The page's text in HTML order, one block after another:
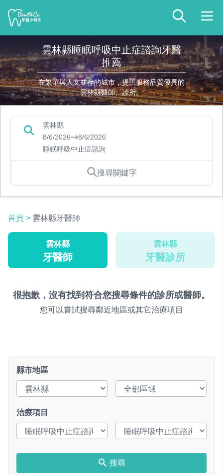
雲林縣睡眠呼吸中止症諮詢牙醫
推薦
在繁華與人文並存的城市，提供服務品質優異的
雲林縣醫師、診所。
雲林縣
8/6/2026
8/6/2026
睡眠呼吸中止症諮詢
搜尋關鍵字
首頁 > 雲林縣牙醫師
雲林縣
牙醫師
雲林縣
牙醫診所
很抱歉，沒有找到符合您搜尋條件的診所或醫師。
您可以嘗試搜尋鄰近地區或其它治療項目
縣市地區
治療項目
搜尋